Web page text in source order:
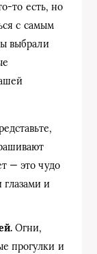
то есть, но
с самым
выбрали
— это чудо
и
Огни,
прогулки и